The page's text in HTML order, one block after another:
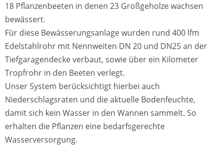
18 Pflanzenbeeten in denen 23 Großgeholze wachsen
bewässert.
Für diese Bewässerungsanlage wurden rund 400 lfm
Edelstahlrohr mit Nennweiten DN 20 und DN25 an der
Tiefgaragendecke verbaut, sowie über ein Kilometer
Tropfrohr in den Beeten verlegt.
Unser System berücksichtigt hierbei auch
Niederschlagsraten und die aktuelle Bodenfeuchte,
damit sich kein Wasser in den Wannen sammelt. So
erhalten die Pflanzen eine bedarfsgerechte
Wasserversorgung.